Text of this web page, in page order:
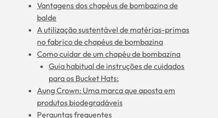
Vantagens dos chapéus de bombazina de
balde
A utilização sustentável de matérias-primas
no fabrico de chapéus de bombazina
Como cuidar de um chapéu de bombazina
Guia habitual de instruções de cuidados
para os Bucket Hats:
Aung Crown: Uma marca que aposta em
produtos biodegradáveis
Perguntas frequentes